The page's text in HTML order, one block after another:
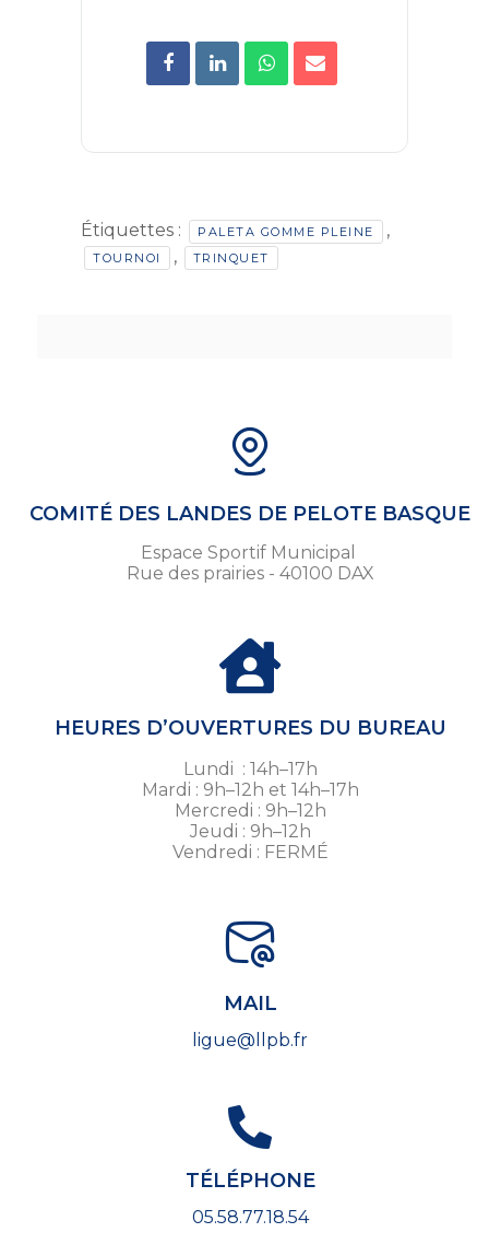
Étiquettes : PALETA GOMME PLEINE ,
TOURNOI , TRINQUET
COMITÉ DES LANDES DE PELOTE BASQUE
Espace Sportif Municipal
Rue des prairies - 40100 DAX
HEURES D’OUVERTURES DU BUREAU
Lundi : 14h–17h
Mardi : 9h–12h et 14h–17h
Mercredi : 9h–12h
Jeudi : 9h–12h
Vendredi : FERMÉ
MAIL
ligue@llpb.fr
TÉLÉPHONE
05.58.77.18.54